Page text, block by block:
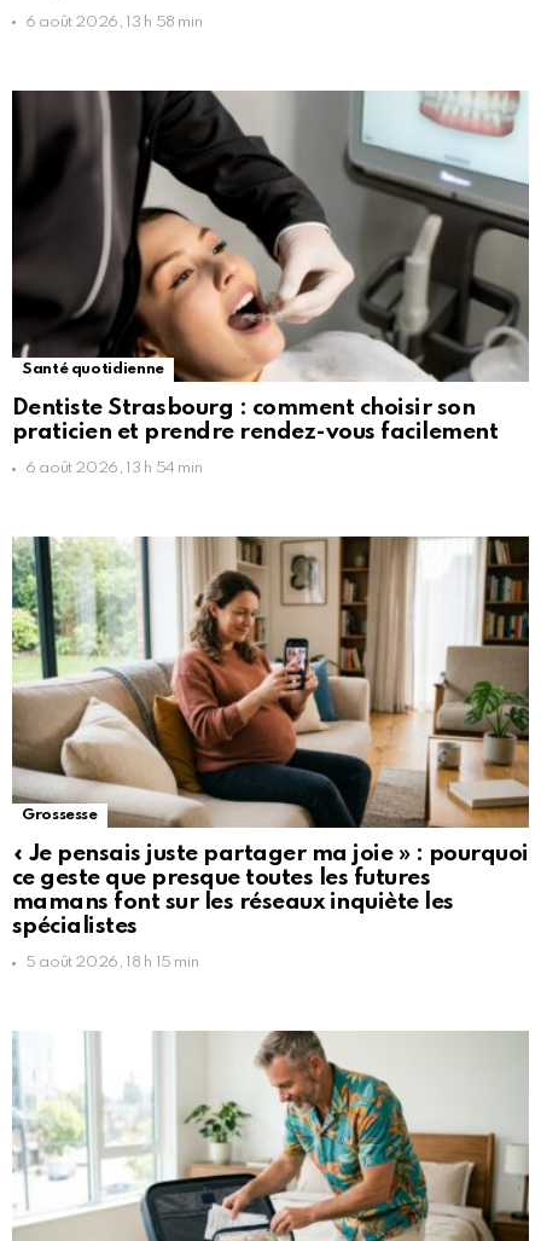
6 août 2026, 13 h 58 min
Santé quotidienne
Dentiste Strasbourg : comment choisir son
praticien et prendre rendez-vous facilement
6 août 2026, 13 h 54 min
Grossesse
« Je pensais juste partager ma joie » : pourquoi
ce geste que presque toutes les futures
mamans font sur les réseaux inquiète les
spécialistes
5 août 2026, 18 h 15 min